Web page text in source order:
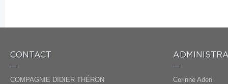
CONTACT
COMPAGNIE DIDIER THÉRON
Corinne Aden